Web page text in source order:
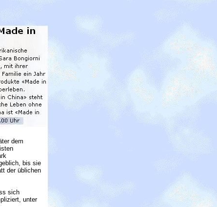
dem
bis sie
der üblichen
sich
unter